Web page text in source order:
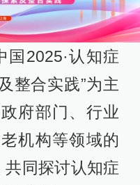
国2025·认知症
整合实践”为主
府部门、行业
机构等领域的
同探讨认知症